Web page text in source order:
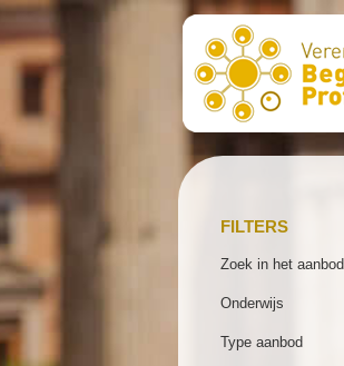
FILTERS
Zoek in het aanbod
Onderwijs
Type aanbod